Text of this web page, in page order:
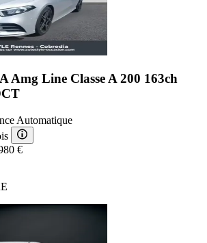
A Amg Line Classe A 200 163ch
Automatique
€